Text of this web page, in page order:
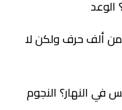
ألف حرف ولكن لا
في النهار؟ النجوم